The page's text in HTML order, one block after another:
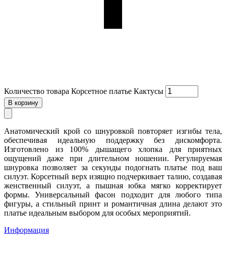
Количество товара Корсетное платье Кактусы
В корзину
Анатомический крой со шнуровкой повторяет изгибы тела,
обеспечивая идеальную поддержку без дискомфорта.
Изготовлено из 100% дышащего хлопка для приятных
ощущений даже при длительном ношении. Регулируемая
шнуровка позволяет за секунды подогнать платье под ваш
силуэт. Корсетный верх изящно подчеркивает талию, создавая
женственный силуэт, а пышная юбка мягко корректирует
формы. Универсальный фасон подходит для любого типа
фигуры, а стильный принт и романтичная длина делают это
платье идеальным выбором для особых мероприятий.
Информация